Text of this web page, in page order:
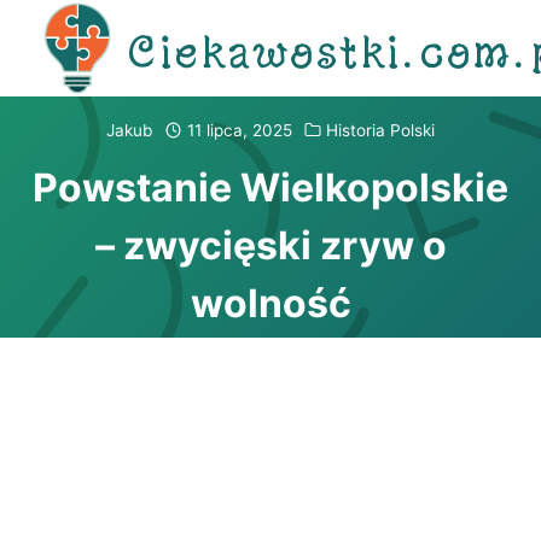
Przejdź
Jakub 11 lipca, 2025 Historia Polski
Powstanie Wielkopolskie
– zwycięski zryw o
wolność